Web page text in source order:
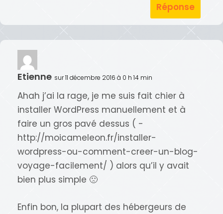
Réponse
Etienne sur 11 décembre 2016 à 0 h 14 min
Ahah j’ai la rage, je me suis fait chier à
installer WordPress manuellement et à
faire un gros pavé dessus ( -
http://moicameleon.fr/installer-
wordpress-ou-comment-creer-un-blog-
voyage-facilement/ ) alors qu’il y avait
bien plus simple 🙁
Enfin bon, la plupart des hébergeurs de